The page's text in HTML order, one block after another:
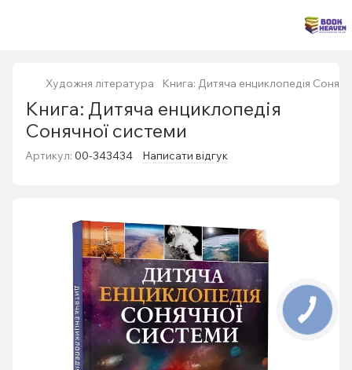
Художня література Книга: Дитяча енциклопедія
Книга: Дитяча енциклопедія
Сонячної системи
Артикул: 00-343434 Написати відгук